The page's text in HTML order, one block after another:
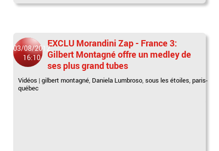
03/08/2012
16:10
EXCLU Morandini Zap - France 3:
Gilbert Montagné offre un medley de
ses plus grand tubes
Vidéos |gilbert montagné, Daniela Lumbroso,sous les étoiles, paris-
québec